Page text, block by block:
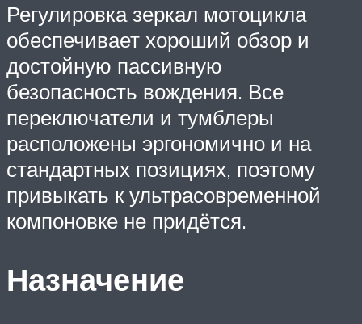
Регулировка зеркал мотоцикла
обеспечивает хороший обзор и
достойную пассивную
безопасность вождения. Все
переключатели и тумблеры
расположены эргономично и на
стандартных позициях, поэтому
привыкать к ультрасовременной
компоновке не придётся.
Назначение